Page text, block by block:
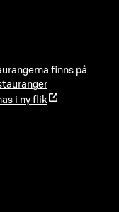
finns på
i ny flik